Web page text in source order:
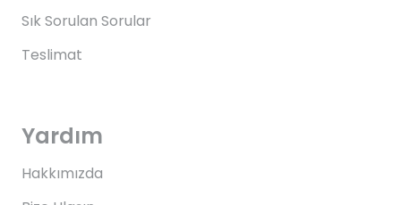
Sık Sorulan Sorular
Teslimat
Yardım
Hakkımızda